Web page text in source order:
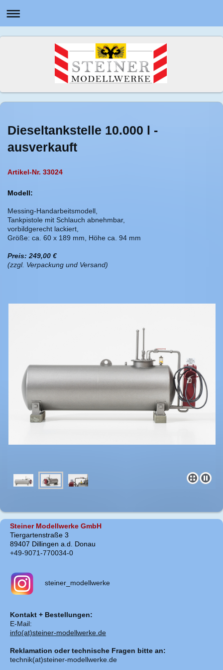
Dieseltankstelle 10.000 l -
ausverkauft
Artikel-Nr. 33024
Modell:
Messing-Handarbeitsmodell,
Tankpistole mit Schlauch abnehmbar,
vorbildgerecht lackiert,
Größe: ca. 60 x 189 mm, Höhe ca. 94 mm
Preis: 249,00 €
(zzgl. Verpackung und Versand)
Steiner Modellwerke GmbH
Tiergartenstraße 3
89407 Dillingen a.d. Donau
+49-9071-770034-0
steiner_modellwerke
Kontakt + Bestellungen:
E-Mail:
info(at)steiner-modellwerke.de
Reklamation oder technische Fragen bitte an:
technik(at)steiner-modellwerke.de